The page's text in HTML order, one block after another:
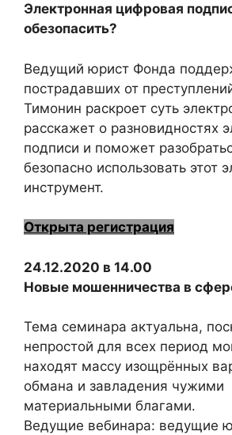
Электронная цифровая
обезопасить?
Ведущий юрист Фонда
пострадавших от
Тимонин раскроет суть
расскажет о разновидностях
подписи и поможет
безопасно использовать этот
инструмент.
Открыта регистрация
24.12.2020 в 14.00
Новые мошенничества в
Тема семинара актуальна,
непростой для всех период
находят массу изощрённых
обмана и завладения чужими
материальными благами.
Ведущие вебинара: ведущие